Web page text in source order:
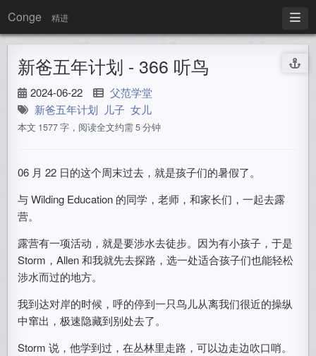
Conge 精进
新爸五年计划 - 366 听鸟
2024-06-22
父范学堂
新爸五年计划
儿子 女儿
本文 1577 字，阅读全文约需 5 分钟
06 月 22 日的这个周末过去，就是孩子们的暑假了。
与 Wilding Education 的同学，老师，和家长们，一起去露
营。
露营有一项活动，就是要涉水去徒步。因为有小孩子，于是
Storm，Allen 和我就先去探路，选一处适合孩子们也能轻松
涉水而过的地方。
我到达对岸的时候，呼的停到一只鸟儿从离我们很近的操纵
中窜出，极速隐藏到别处去了。
Storm 说，他学到过，在丛林里走路，可以边走边吹口哨。